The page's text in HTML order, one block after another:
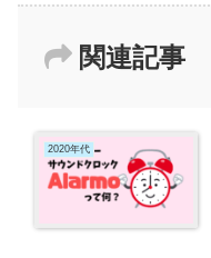
関連記事
2020年代